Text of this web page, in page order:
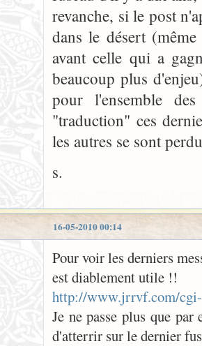
revanche, si le post
dans le désert
avant celle qui a
beaucoup plus
pour l'ensemble
"traduction" ces
les autres se sont
s.
16-05-2010 00:14
Pour voir les derniers
est diablement utile !!
http://www.jrrvf.com/cgi-
Je ne passe plus que
d'atterrir sur le dernier